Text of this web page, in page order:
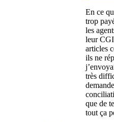
En ce
trop
les
leur
articles
ils ne
très
que de
tout ça